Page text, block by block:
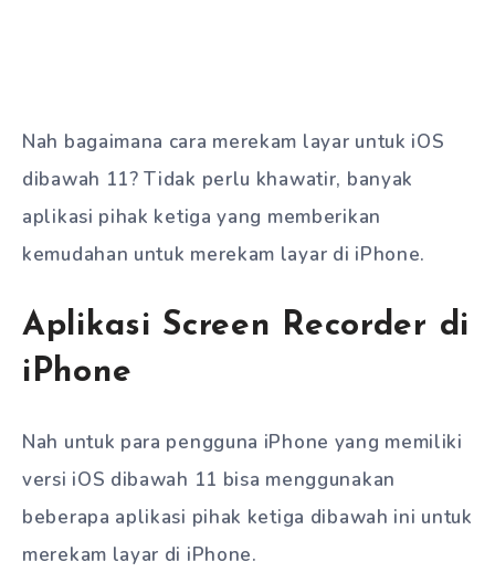
Nah bagaimana cara merekam layar untuk iOS
dibawah 11? Tidak perlu khawatir, banyak
aplikasi pihak ketiga yang memberikan
kemudahan untuk merekam layar di iPhone.
Aplikasi Screen Recorder di
iPhone
Nah untuk para pengguna iPhone yang memiliki
versi iOS dibawah 11 bisa menggunakan
beberapa aplikasi pihak ketiga dibawah ini untuk
merekam layar di iPhone.